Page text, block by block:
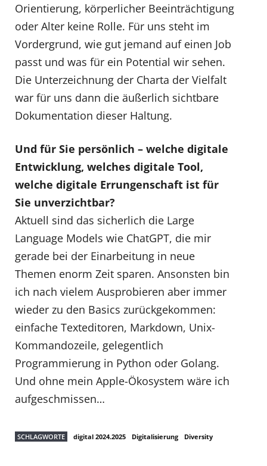
Orientierung, körperlicher Beeinträchtigung
oder Alter keine Rolle. Für uns steht im
Vordergrund, wie gut jemand auf einen Job
passt und was für ein Potential wir sehen.
Die Unterzeichnung der Charta der Vielfalt
war für uns dann die äußerlich sichtbare
Dokumentation dieser Haltung.
Und für Sie persönlich – welche digitale
Entwicklung, welches digitale Tool,
welche digitale Errungenschaft ist für
Sie unverzichtbar?
Aktuell sind das sicherlich die Large
Language Models wie ChatGPT, die mir
gerade bei der Einarbeitung in neue
Themen enorm Zeit sparen. Ansonsten bin
ich nach vielem Ausprobieren aber immer
wieder zu den Basics zurückgekommen:
einfache Texteditoren, Markdown, Unix-
Kommandozeile, gelegentlich
Programmierung in Python oder Golang.
Und ohne mein Apple-Ökosystem wäre ich
aufgeschmissen…
SCHLAGWORTE digital 2024.2025 Digitalisierung Diversity